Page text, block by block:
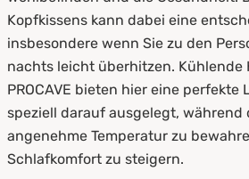
3. Pflegehinweise
Kopfkissens kann dabei eine
insbesondere wenn Sie zu den
nachts leicht überhitzen. Kühlende
PROCAVE bieten hier eine perfekte
speziell darauf ausgelegt, während
angenehme Temperatur zu
Schlafkomfort zu steigern.